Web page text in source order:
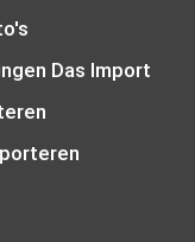
Das Import